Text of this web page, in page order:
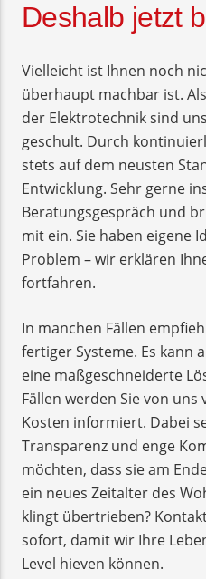
Deshalb jetzt
Vielleicht ist Ihnen noch
überhaupt machbar ist.
der Elektrotechnik sind
geschult. Durch
stets auf dem neusten
Entwicklung. Sehr gerne
Beratungsgespräch und
mit ein. Sie haben eigene
Problem – wir erklären
fortfahren.
In manchen Fällen
fertiger Systeme. Es kann
eine maßgeschneiderte
Fällen werden Sie von
Kosten informiert. Dabei
Transparenz und enge
möchten, dass sie am
ein neues Zeitalter des
klingt übertrieben?
sofort, damit wir Ihre
Level hieven können.